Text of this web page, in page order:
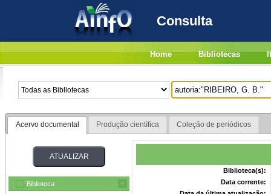
Consulta
Home Bibliotecas
Acervo documental Produção científica Coleção de periódicos
Biblioteca
Biblioteca(s):
Data corrente: